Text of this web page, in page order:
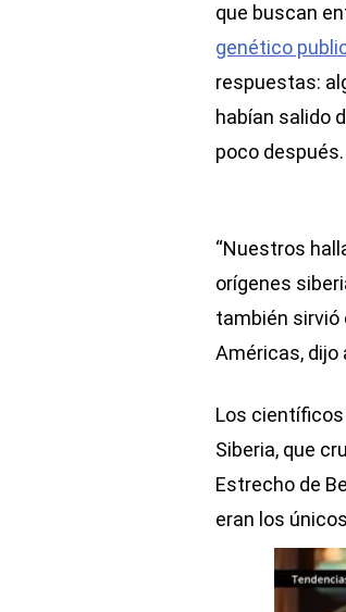
que buscan
genético
respuestas:
habían salido
poco después.
“Nuestros
orígenes
también sirvió
Américas, dijo
Los
Siberia, que
Estrecho de
eran los